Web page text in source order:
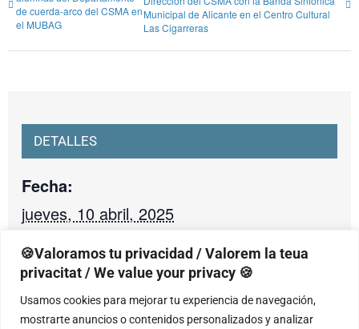
🍪Valoramos tu privacidad / Valorem la teua
privacitat / We value your privacy 🍪
Usamos cookies para mejorar tu experiencia de navegación,
mostrarte anuncios o contenidos personalizados y analizar
de cuerda-arco del CSMA en
el MUBAG
Municipal de Alicante en el Centro Cultural
Las Cigarreras
DETALLES
Fecha:
jueves, 10 abril, 2025
Hora:
20:00 - 21:30
Categoría de Evento: